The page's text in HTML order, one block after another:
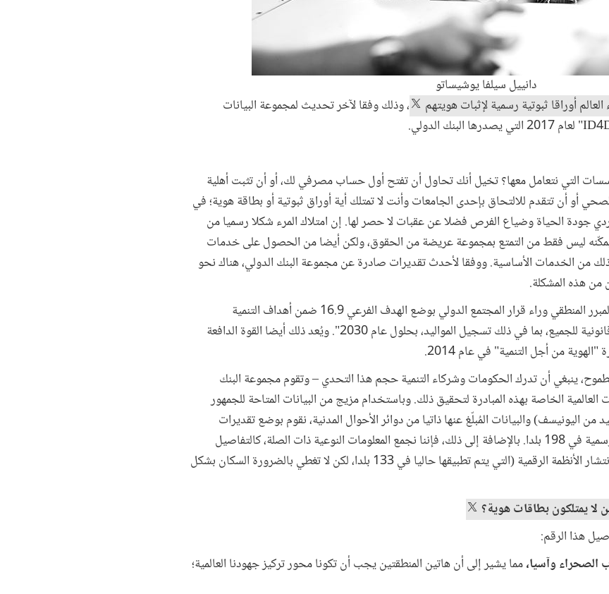
دانييل سيلفا يوشيساتو
، وذلك وفقا لآخر تحديث لمجموعة البيانات
التي نتعامل معها؟ تخيل أنك تحاول أن تفتح أول حساب مصرفي لك، أو أن تثبت أهلية
أو أن تتقدم للالتحاق بإحدى الجامعات وأنت لا تمتلك أية أوراق ثبوتية أو بطاقة هوية؛ في
جودة الحياة وضياع الفرص فضلا عن عقبات لا حصر لها. إن امتلاك المرء شكلا رسميا من
ليس فقط من التمتع بمجموعة عريضة من الحقوق، ولكن أيضا من الحصول على خدمات
ذلك من الخدمات الأساسية. ووفقا لأحدث تقديرات صادرة عن مجموعة البنك الدولي، هناك نحو
لقد شكل التصدي لهذه العقبة الأساسية المبرر المنطقي وراء قرار المجتمع الدولي بوضع الهدف الفرعي 16.9 ضمن أهداف التنمية
المستدامة للأمم المتحدة: "توفير هوية قانونية للجميع، بما في ذلك تسجيل المواليد، بحلول عام 2030". ويُعد ذلك أيضا القوة الدافعة
من أجل التنمية" في عام 2014.
ينبغي أن تدرك الحكومات وشركاء التنمية حجم هذا التحدي – وتقوم مجموعة البنك
الخاصة بهذه المبادرة لتحقيق ذلك. وباستخدام مزيج من البيانات المتاحة للجمهور
من اليونيسف) والبيانات المُبلّغ عنها ذاتيا من دوائر الأحوال المدنية، نقوم بوضع تقديرات
للسكان الذين لا يمتلكون بطاقات هوية رسمية في 198 بلدا. بالإضافة إلى ذلك، فإننا نجمع المعلومات النوعية ذات الصلة، كالتفاصيل
الخاصة بالهيئات والوزارات المسؤولة، وانتشار الأنظمة الرقمية (التي يتم تطبيقها حاليا في 133 بلدا، لكن لا تغطي بالضرورة السكان بشكل
لا يمتلكون بطاقات هوية؟
هذا الرقم:
مما يشير إلى أن هاتين المنطقتين يجب أن تكونا محور تركيز جهودنا العالمية؛